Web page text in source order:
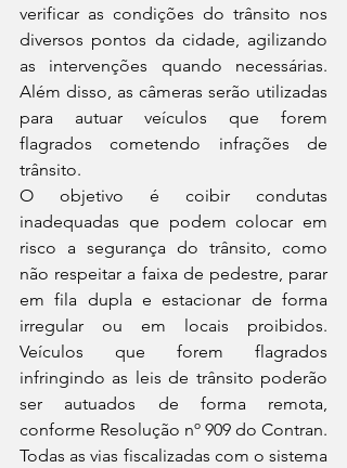
verificar as condições do trânsito nos
diversos pontos da cidade, agilizando
as intervenções quando necessárias.
Além disso, as câmeras serão utilizadas
para autuar veículos que forem
flagrados cometendo infrações de
trânsito.
O objetivo é coibir condutas
inadequadas que podem colocar em
risco a segurança do trânsito, como
não respeitar a faixa de pedestre, parar
em fila dupla e estacionar de forma
irregular ou em locais proibidos.
Veículos que forem flagrados
infringindo as leis de trânsito poderão
ser autuados de forma remota,
conforme Resolução nº 909 do Contran.
Todas as vias fiscalizadas com o sistema